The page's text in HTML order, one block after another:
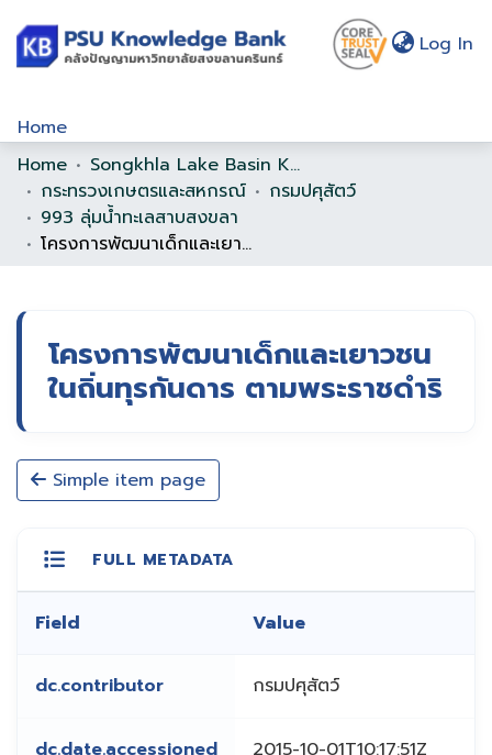
Log In
Home
Communities & Collections
Browse
Policy
Help
Home
Songkhla Lake Basin Knowledge Bank
กระทรวงเกษตรและสหกรณ์
กรมปศุสัตว์
993 ลุ่มน้ำทะเลสาบสงขลา
โครงการพัฒนาเด็กและเยาวชนในถิ่นทุรกันดาร ตามพระราชดำริ
โครงการพัฒนาเด็กและเยาวชน
ในถิ่นทุรกันดาร ตามพระราชดำริ
Simple item page
FULL METADATA
Field Value
dc.contributor กรมปศุสัตว์
dc.date.accessioned 2015-10-01T10:17:51Z